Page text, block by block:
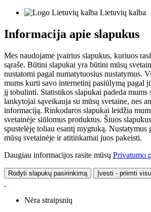
Lietuvių kalba
Informacija apie slapukus
Mes naudojame įvairius slapukus, kuriuos
sąraše. Būtini slapukai yra būtini mūsų
nustatomi pagal numatytuosius nustatymus.
mums kurti savo internetinį pasiūlymą pagal
jį tobulinti. Statistikos slapukai padeda mums
lankytojai sąveikauja su mūsų svetaine, nes
informaciją. Rinkodaros slapukai leidžia
svetainėje siūlomus produktus. Šiuos
spustelėję toliau esantį mygtuką. Nustatymus
mūsų svetainėje ir atitinkamai juos pakeisti.
Daugiau informacijos rasite mūsų Privatumo
Rodyti slapukų pasirinkimą Įvesti - priimti
Nėra straipsnių